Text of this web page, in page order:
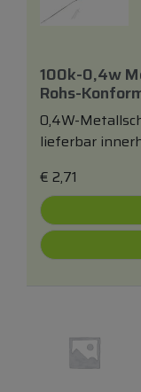
100k-0,4w
Rohs-
0,4W-
lieferbar
€ 2,71